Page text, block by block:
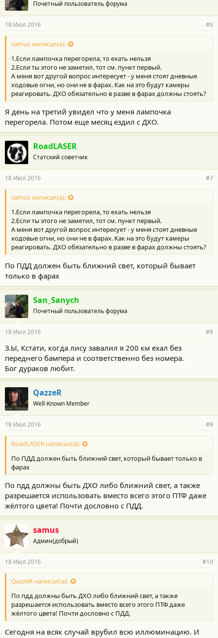
Почетный пользователь форума
18 Июл 2016 #6
samus написал(а):
1.Если лампочка перегорела, то ехать нельзя
2.Если ты этого не заметил, тот см. пункт первый.
А меня вот другой вопрос интересует - у меня стоят дневные
ходовые огни, но они не в фарах. Как на это будут камеры
реагировать. ДХО обязательно в разве в фарах должны стоять?
Я день на третий увидел что у меня лампочка
перегорела. Потом еще месяц ездил с ДХО.
RoadLASER
Статский советчик
18 Июл 2016 #7
samus написал(а):
1.Если лампочка перегорела, то ехать нельзя
2.Если ты этого не заметил, тот см. пункт первый.
А меня вот другой вопрос интересует - у меня стоят дневные
ходовые огни, но они не в фарах. Как на это будут камеры
реагировать. ДХО обязательно в разве в фарах должны стоять?
По ПДД должен быть ближний свет, который бывает
только в фарах
San_Sanych
Почетный пользователь форума
18 Июл 2016 #8
З.Ы, Кстати, когда лису завалил я 200 км ехал без
переднего бампера и соответственно без номера.
Бог дураков любит.
QazzeR
Well-Known Member
18 Июл 2016 #9
RoadLASER написал(а):
По ПДД должен быть ближний свет, который бывает только в
фарах
По пдд должны быть ДХО либо ближний свет, а также
разрешается использовать вместо всего этого ПТФ даже
жёлтого цвета! Почти дословно с ПДД.
samus
Админ(добрый)
18 Июл 2016 #10
QazzeR написал(а):
По пдд должны быть ДХО либо ближний свет, а также
разрешается использовать вместо всего этого ПТФ даже
жёлтого цвета! Почти дословно с ПДД.
Сегодня на всяк случай врубил всю иллюминацию. И